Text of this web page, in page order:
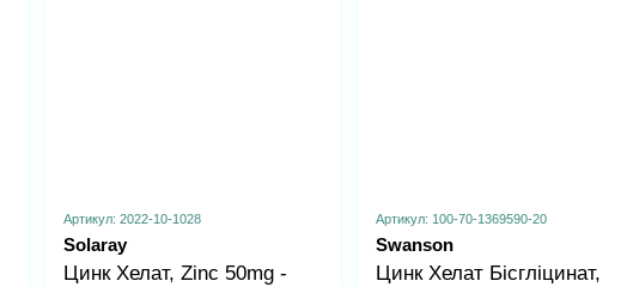
Артикул: 2022-10-1028
Solaray
Цинк Хелат, Zinc 50mg -
Артикул: 100-70-1369590-20
Swanson
Цинк Хелат Бісгліцинат,